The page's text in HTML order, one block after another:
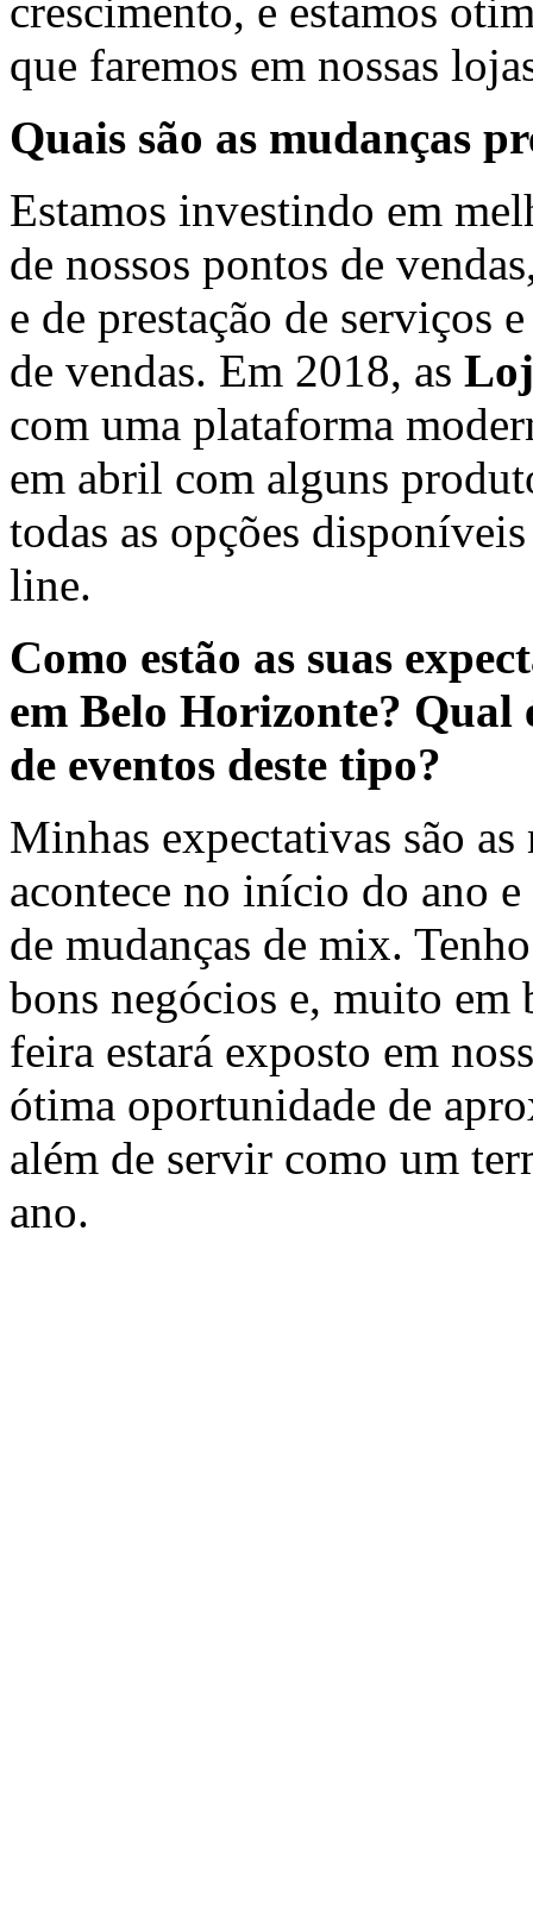
crescimento, e estamos
que faremos em nossas
Quais são as mudanças
Estamos investindo em
de nossos pontos de
e de prestação de serviços
de vendas. Em 2018, as
com uma plataforma
em abril com alguns
todas as opções
line.
Como estão as suas
em Belo Horizonte?
de eventos deste tipo?
Minhas expectativas são
acontece no início do ano e
de mudanças de mix.
bons negócios e, muito em
feira estará exposto em
ótima oportunidade de
além de servir como um
ano.